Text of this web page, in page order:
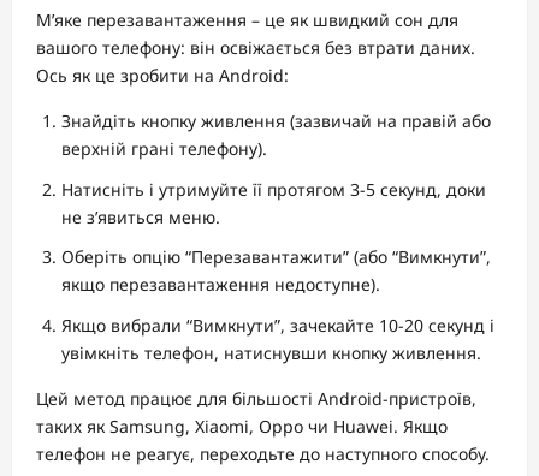
М’яке перезавантаження – це як швидкий сон для
вашого телефону: він освіжається без втрати даних.
Ось як це зробити на Android:
Знайдіть кнопку живлення (зазвичай на правій або
верхній грані телефону).
Натисніть і утримуйте її протягом 3-5 секунд, доки
не з’явиться меню.
Оберіть опцію “Перезавантажити” (або “Вимкнути”,
якщо перезавантаження недоступне).
Якщо вибрали “Вимкнути”, зачекайте 10-20 секунд і
увімкніть телефон, натиснувши кнопку живлення.
Цей метод працює для більшості Android-пристроїв,
таких як Samsung, Xiaomi, Oppo чи Huawei. Якщо
телефон не реагує, переходьте до наступного способу.